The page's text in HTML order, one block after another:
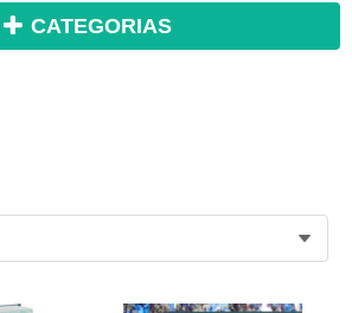
CATEGORIAS